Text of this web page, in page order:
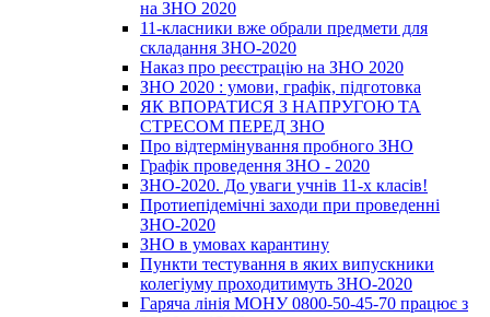
на ЗНО 2020
11-класники вже обрали предмети для
складання ЗНО-2020
Наказ про реєстрацію на ЗНО 2020
ЗНО 2020 : умови, графік, підготовка
ЯК ВПОРАТИСЯ З НАПРУГОЮ ТА
СТРЕСОМ ПЕРЕД ЗНО
Про відтермінування пробного ЗНО
Графік проведення ЗНО - 2020
ЗНО-2020. До уваги учнів 11-х класів!
Протиепідемічні заходи при проведенні
ЗНО-2020
ЗНО в умовах карантину
Пункти тестування в яких випускники
колегіуму проходитимуть ЗНО-2020
Гаряча лінія МОНУ 0800-50-45-70 працює з